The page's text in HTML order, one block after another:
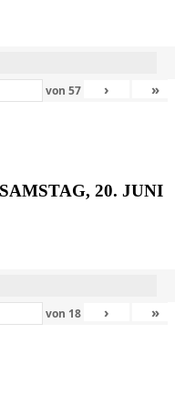
von57 › »
SAMSTAG, 20. JUNI
von 18 › »